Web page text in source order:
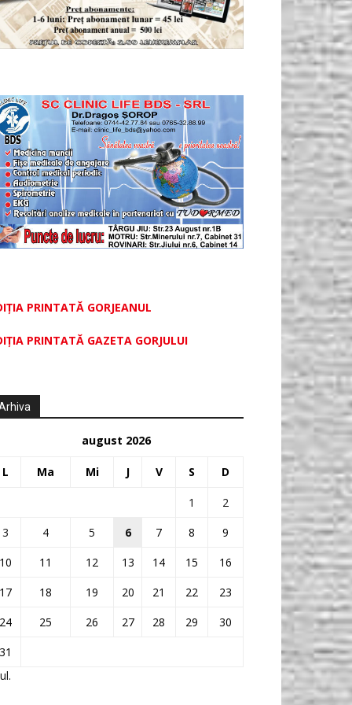
PRINTATĂ GORJEANUL
PRINTATĂ GAZETA GORJULUI
august 2026
L Ma Mi J V S D
1
2
3
4 5 6 7 8
9
11 12 13 14 15
16
18 19 20 21 22
23
25 26 27 28 29
30